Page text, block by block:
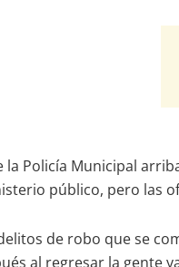
la Policía Municipal
público, pero las
de robo que se
al regresar la gente